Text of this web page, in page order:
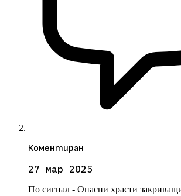
Коментиран
27 мар 2025
По сигнал - Опасни храсти